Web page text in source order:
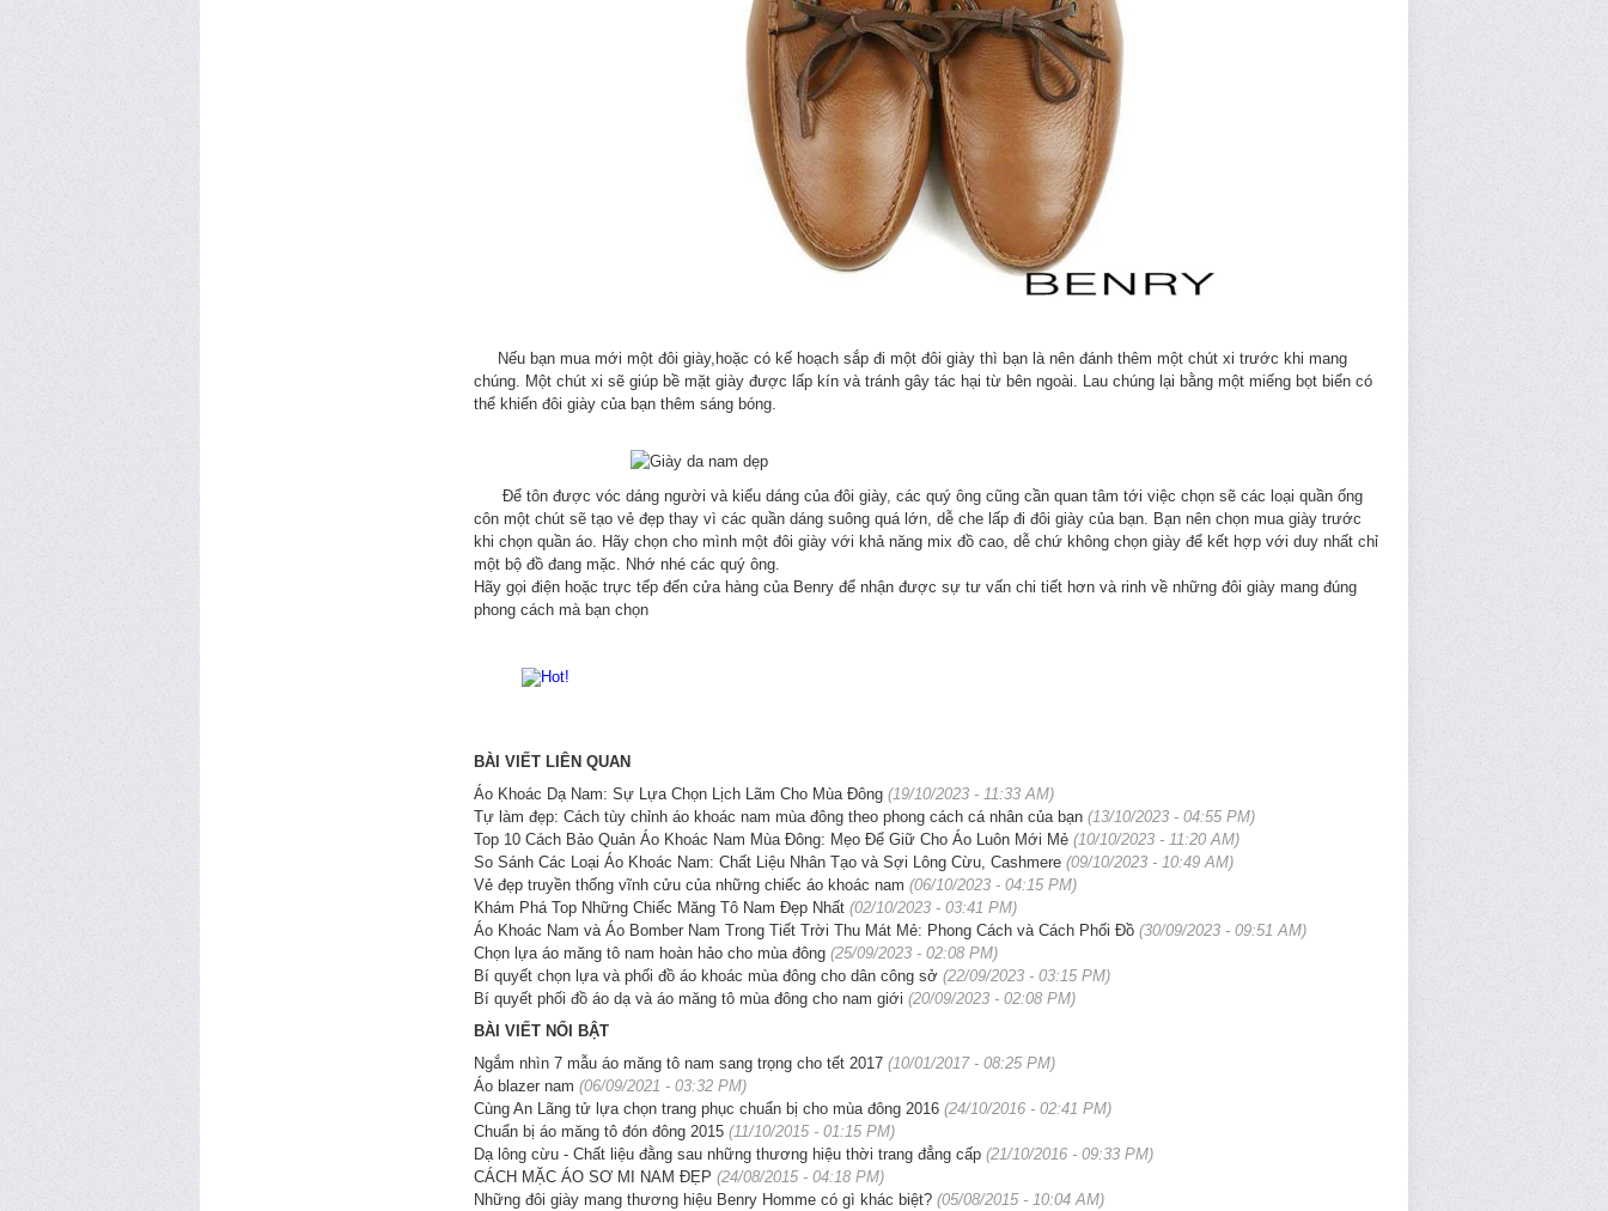
Nếu bạn mua mới một đôi giày,hoặc có kế hoạch sắp đi một đôi giày thì bạn là nên đánh thêm một chút xi trước khi mang
chúng. Một chút xi sẽ giúp bề mặt giày được lấp kín và tránh gây tác hại từ bên ngoài. Lau chúng lại bằng một miếng bọt biển có
thể khiến đôi giày của bạn thêm sáng bóng.
Để tôn được vóc dáng người và kiểu dáng của đôi giày, các quý ông cũng cần quan tâm tới việc chọn sẽ các loại quần ống
côn một chút sẽ tạo vẻ đẹp thay vì các quần dáng suông quá lớn, dễ che lấp đi đôi giày của bạn. Bạn nên chọn mua giày trước
khi chọn quần áo. Hãy chọn cho mình một đôi giày với khả năng mix đồ cao, dễ chứ không chọn giày để kết hợp với duy nhất chỉ
một bộ đồ đang mặc. Nhớ nhé các quý ông.
Hãy gọi điện hoặc trực tếp đến cửa hàng của Benry để nhận được sự tư vấn chi tiết hơn và rinh về những đôi giày mang đúng
phong cách mà bạn chọn
BÀI VIẾT LIÊN QUAN
Áo Khoác Dạ Nam: Sự Lựa Chọn Lịch Lãm Cho Mùa Đông (19/10/2023 - 11:33 AM)
Tự làm đẹp: Cách tùy chỉnh áo khoác nam mùa đông theo phong cách cá nhân của bạn (13/10/2023 - 04:55 PM)
Top 10 Cách Bảo Quản Áo Khoác Nam Mùa Đông: Mẹo Để Giữ Cho Áo Luôn Mới Mẻ (10/10/2023 - 11:20 AM)
So Sánh Các Loại Áo Khoác Nam: Chất Liệu Nhân Tạo và Sợi Lông Cừu, Cashmere (09/10/2023 - 10:49 AM)
Vẻ đẹp truyền thống vĩnh cửu của những chiếc áo khoác nam (06/10/2023 - 04:15 PM)
Khám Phá Top Những Chiếc Măng Tô Nam Đẹp Nhất (02/10/2023 - 03:41 PM)
Áo Khoác Nam và Áo Bomber Nam Trong Tiết Trời Thu Mát Mẻ: Phong Cách và Cách Phối Đồ (30/09/2023 - 09:51 AM)
Chọn lựa áo măng tô nam hoàn hảo cho mùa đông (25/09/2023 - 02:08 PM)
Bí quyết chọn lựa và phối đồ áo khoác mùa đông cho dân công sở (22/09/2023 - 03:15 PM)
Bí quyết phối đồ áo dạ và áo măng tô mùa đông cho nam giới (20/09/2023 - 02:08 PM)
BÀI VIẾT NỔI BẬT
Ngắm nhìn 7 mẫu áo măng tô nam sang trọng cho tết 2017 (10/01/2017 - 08:25 PM)
Áo blazer nam (06/09/2021 - 03:32 PM)
Cùng An Lãng tử lựa chọn trang phục chuẩn bị cho mùa đông 2016 (24/10/2016 - 02:41 PM)
Chuẩn bị áo măng tô đón đông 2015 (11/10/2015 - 01:15 PM)
Dạ lông cừu - Chất liệu đằng sau những thương hiệu thời trang đẳng cấp (21/10/2016 - 09:33 PM)
CÁCH MẶC ÁO SƠ MI NAM ĐẸP (24/08/2015 - 04:18 PM)
Những đôi giày mang thương hiệu Benry Homme có gì khác biệt? (05/08/2015 - 10:04 AM)